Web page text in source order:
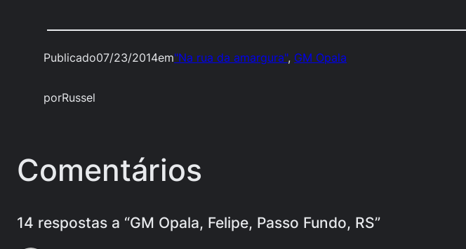
Publicado07/23/2014em"Na rua da amargura", GM Opala
porRussel
Comentários
14 respostas a “GM Opala, Felipe, Passo Fundo, RS”